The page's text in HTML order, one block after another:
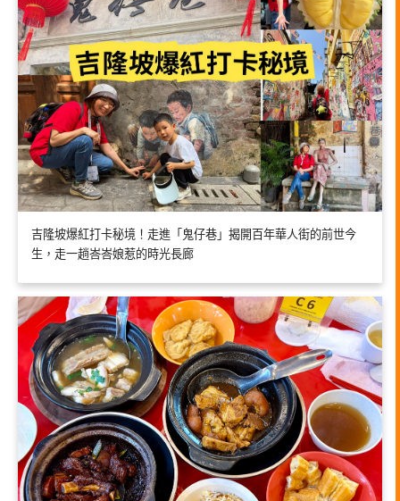
吉隆坡爆紅打卡秘境！走進「鬼仔巷」揭開百年華人街的前世今
生，走一趟峇峇娘惹的時光長廊